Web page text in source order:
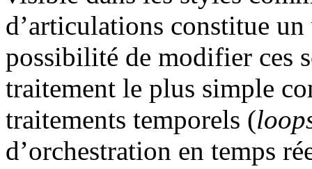
d’articulations constitue
possibilité de modifier ces
traitement le plus simple
traitements temporels (
d’orchestration en temps